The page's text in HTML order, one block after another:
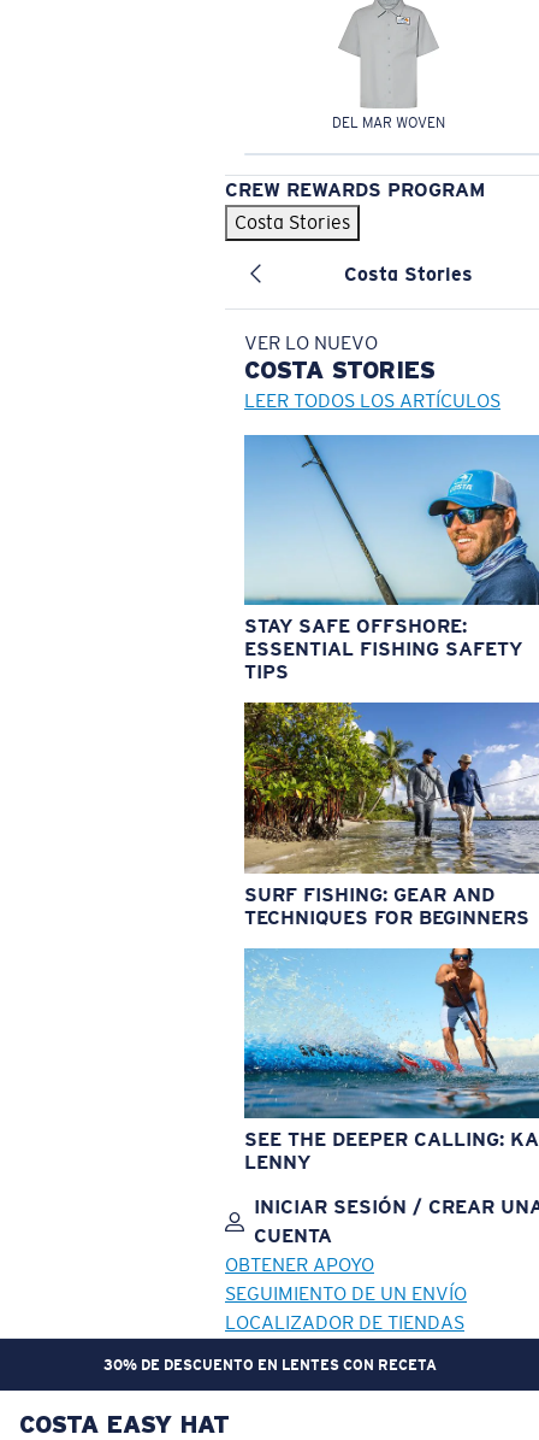
DEL MAR WOVEN
CREW REWARDS PROGRAM
Costa Stories
Costa Stories
VER LO NUEVO
COSTA STORIES
LEER TODOS LOS ARTÍCULOS
STAY SAFE OFFSHORE:
ESSENTIAL FISHING SAFETY
TIPS
SURF FISHING: GEAR AND
TECHNIQUES FOR BEGINNERS
SEE THE DEEPER CALLING:
LENNY
INICIAR SESIÓN / CREAR
CUENTA
OBTENER APOYO
SEGUIMIENTO DE UN ENVÍO
LOCALIZADOR DE TIENDAS
30% DE DESCUENTO EN LENTES CON RECETA
OBJETIVO ACTUALIZADO
COSTA EASY HAT